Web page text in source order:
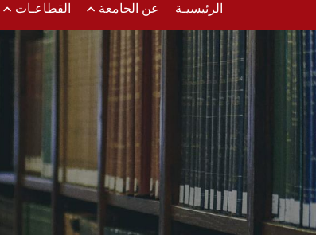
الرئيسيـة عن الجامعة القطاعـات